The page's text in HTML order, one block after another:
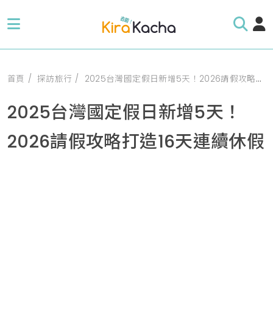
首頁 探訪旅行 2025台灣國定假日新增5天！2026請假攻略打造16天連續休假
2025台灣國定假日新增5天！
2026請假攻略打造16天連續休假